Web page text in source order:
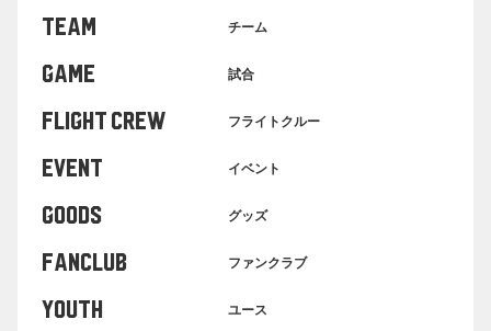
TEAM チーム
GAME 試合
FLIGHT CREW フライトクルー
EVENT イベント
GOODS グッズ
FANCLUB ファンクラブ
YOUTH ユース